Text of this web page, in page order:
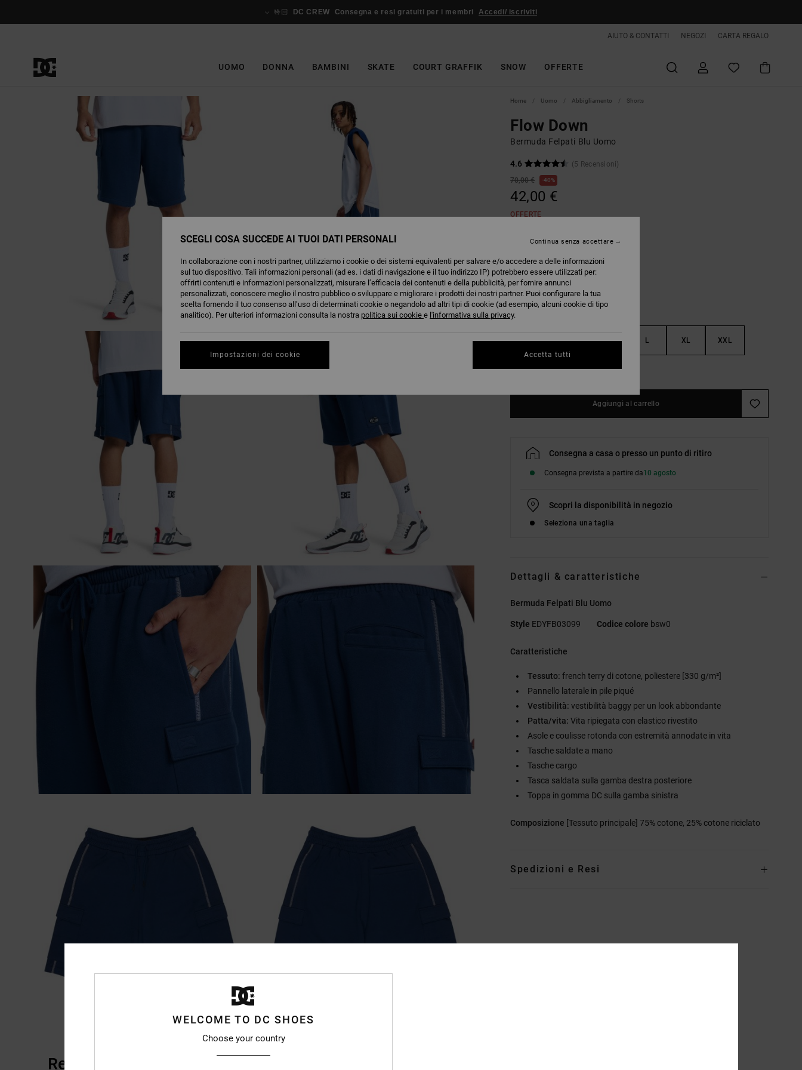
🤟🏻 DC CREW Consegna e resi gratuiti per i membri Accedi/ iscriviti
AIUTO & CONTATTI NEGOZI CARTA REGALO
UOMO DONNA BAMBINI SKATE COURT GRAFFIK SNOW OFFERTE
Home Uomo Abbigliamento Shorts
Flow Down
Bermuda Felpati Blu Uomo
4.6
(5 Recensioni)
70,00 €
40%
42,00 €
OFFERTE
XS S M L XL XXL
Consulta la guida alle taglie
Aggiungi al carrello
Consegna a casa o presso un punto di ritiro
Consegna prevista a partire da10 agosto
Scopri la disponibilità in negozio
Seleziona una taglia
Dettagli & caratteristiche
Bermuda Felpati Blu Uomo
Style EDYFB03099 Codice colore bsw0
Caratteristiche
Tessuto:french terry di cotone, poliestere [330 g/m²]
Pannello laterale in pile piqué
Vestibilità:vestibilità baggy per un look abbondante
Patta/vita: Vita ripiegata con elastico rivestito
Asole e coulisse rotonda con estremità annodate in vita
Tasche saldate a mano
Tasche cargo
Tasca saldata sulla gamba destra posteriore
Toppa in gomma DC sulla gamba sinistra
Composizione [Tessuto principale] 75% cotone, 25% cotone riciclato
Spedizioni e Resi
Recensioni dei clienti
WELCOME TO DC SHOES
Choose your country
SCEGLI COSA SUCCEDE AI TUOI DATI PERSONALI
In collaborazione con i nostri partner, utilizziamo i cookie o dei sistemi equivalenti per salvare e/o accedere a delle informazioni
sul tuo dispositivo. Tali informazioni personali (ad es. i dati di navigazione e il tuo indirizzo IP) potrebbero essere utilizzati per:
offrirti contenuti e informazioni personalizzati, misurare l’efficacia dei contenuti e della pubblicità, per fornire annunci
personalizzati, conoscere meglio il nostro pubblico o sviluppare e migliorare i prodotti dei nostri partner. Puoi configurare la tua
scelta fornendo il tuo consenso all’uso di determinati cookie o negandolo ad altri tipi di cookie (ad esempio, alcuni cookie di tipo
analitico). Per ulteriori informazioni consulta la nostra politica sui cookie e l'informativa sulla privacy.
Impostazioni dei cookie
Continua senza accettare
Accetta tutti